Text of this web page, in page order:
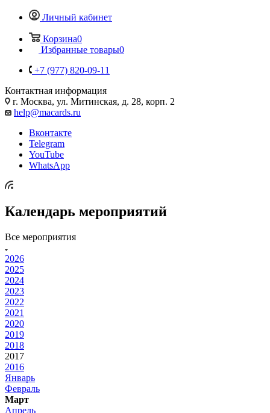
Личный кабинет
Корзина0
Избранные товары0
+7 (977) 820-09-11
Контактная информация
г. Москва, ул. Митинская, д. 28, корп. 2
help@macards.ru
Вконтакте
Telegram
YouTube
WhatsApp
Календарь мероприятий
Все мероприятия
2026
2025
2024
2023
2022
2021
2020
2019
2018
2017
2016
Январь
Февраль
Март
Апрель